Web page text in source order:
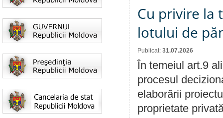
Cu privire la
lotului de
Publicat: 31.07.2026
În temeiul art.9
procesul
elaborării
proprietate